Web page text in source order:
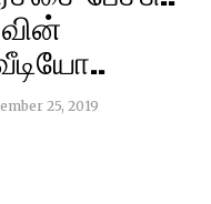
25, 2019